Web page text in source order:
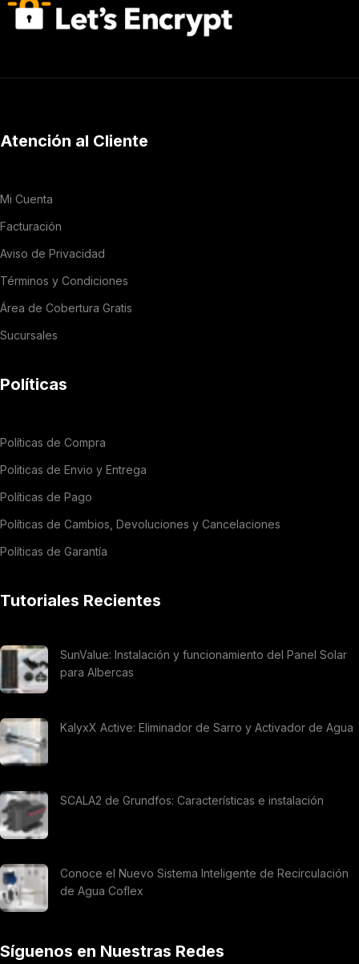
Atención al Cliente
Mi Cuenta
Facturación
Aviso de Privacidad
Términos y Condiciones
Área de Cobertura Gratis
Sucursales
Políticas
Políticas de Compra
Politicas de Envio y Entrega
Políticas de Pago
Políticas de Cambios, Devoluciones y Cancelaciones
Políticas de Garantía
Tutoriales Recientes
SunValue: Instalación y funcionamiento del Panel Solar
para Albercas
KalyxX Active: Eliminador de Sarro y Activador de Agua
SCALA2 de Grundfos: Características e instalación
Conoce el Nuevo Sistema Inteligente de Recirculación
de Agua Coflex
Síguenos en Nuestras Redes